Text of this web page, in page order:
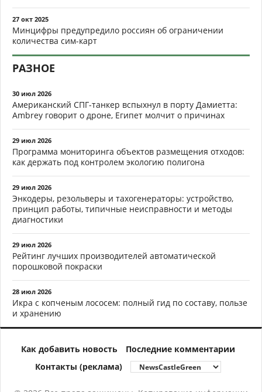
27 окт 2025
Минцифры предупредило россиян об ограничении
количества сим-карт
РАЗНОЕ
30 июл 2026
Американский СПГ-танкер вспыхнул в порту Дамиетта:
Ambrey говорит о дроне, Египет молчит о причинах
29 июл 2026
Программа мониторинга объектов размещения отходов:
как держать под контролем экологию полигона
29 июл 2026
Энкодеры, резольверы и тахогенераторы: устройство,
принцип работы, типичные неисправности и методы
диагностики
29 июл 2026
Рейтинг лучших производителей автоматической
порошковой покраски
28 июл 2026
Икра с копченым лососем: полный гид по составу, пользе
и хранению
Как добавить новость
Последние комментарии
Контакты (реклама)